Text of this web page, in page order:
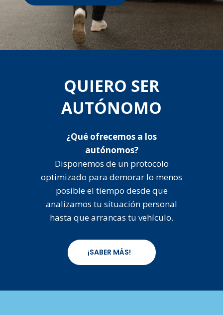
QUIERO SER
AUTÓNOMO
¿Qué ofrecemos a los
autónomos?
Disponemos de un protocolo
optimizado para demorar lo menos
posible el tiempo desde que
analizamos tu situación personal
hasta que arrancas tu vehículo.
¡SABER MÁS!